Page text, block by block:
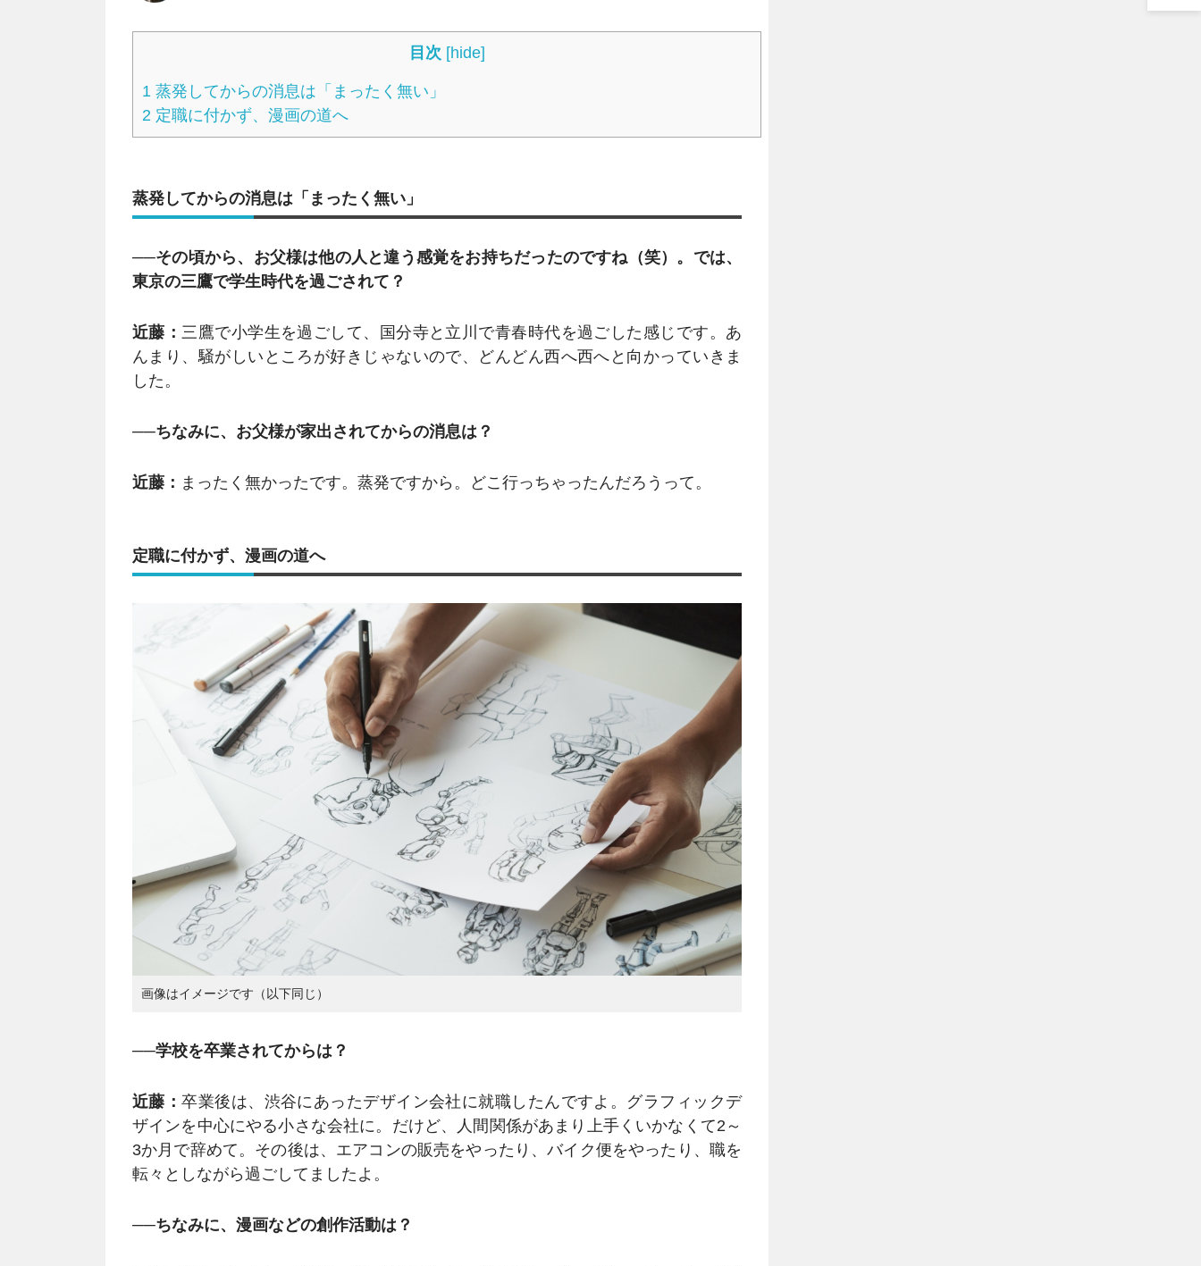
目次 [hide]
1 蒸発してからの消息は「まったく無い」
2 定職に付かず、漫画の道へ
蒸発してからの消息は「まったく無い」
──その頃から、お父様は他の人と違う感覚をお持ちだったのですね（笑）。では、
東京の三鷹で学生時代を過ごされて？
近藤：三鷹で小学生を過ごして、国分寺と立川で青春時代を過ごした感じです。あ
んまり、騒がしいところが好きじゃないので、どんどん西へ西へと向かっていきま
した。
──ちなみに、お父様が家出されてからの消息は？
近藤： まったく無かったです。蒸発ですから。どこ行っちゃったんだろうって。
定職に付かず、漫画の道へ
画像はイメージです（以下同じ）
──学校を卒業されてからは？
近藤：卒業後は、渋谷にあったデザイン会社に就職したんですよ。グラフィックデ
ザインを中心にやる小さな会社に。だけど、人間関係があまり上手くいかなくて2～
3か月で辞めて。その後は、エアコンの販売をやったり、バイク便をやったり、職を
転々としながら過ごしてましたよ。
──ちなみに、漫画などの創作活動は？